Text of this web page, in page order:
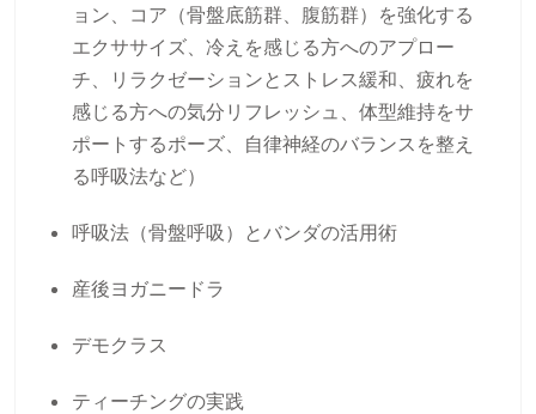
ョン、コア（骨盤底筋群、腹筋群）を強化する
エクササイズ、冷えを感じる方へのアプロー
チ、リラクゼーションとストレス緩和、疲れを
感じる方への気分リフレッシュ、体型維持をサ
ポートするポーズ、自律神経のバランスを整え
る呼吸法など）
呼吸法（骨盤呼吸）とバンダの活用術
産後ヨガニードラ
デモクラス
ティーチングの実践